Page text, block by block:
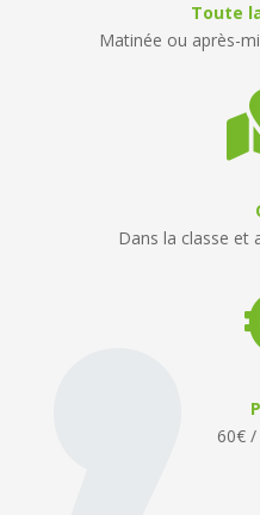
Toute
Matinée ou après-
Dans la classe et
60€